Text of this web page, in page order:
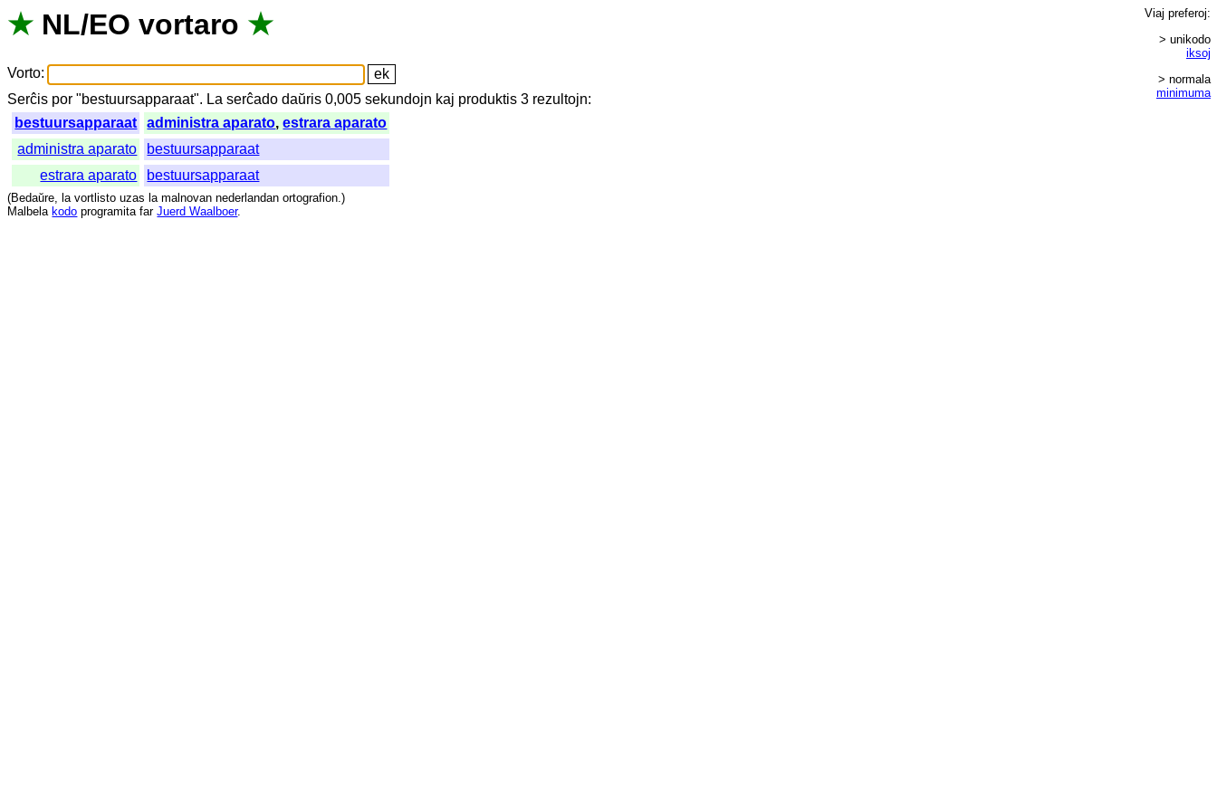
★ NL/EO vortaro ★
Vorto:
Serĉis por "bestuursapparaat". La serĉado daŭris 0,005sekundojn kaj produktis 3 rezultojn:
bestuursapparaat
administra aparato,estrara aparato
administra aparato
bestuursapparaat
estrara aparato
bestuursapparaat
Viaj preferoj:
> unikodo
iksoj
> normala
minimuma
(Bedaŭre, la vortlisto uzas la malnovan nederlandan ortografion.)
Malbela kodo programita far Juerd Waalboer.